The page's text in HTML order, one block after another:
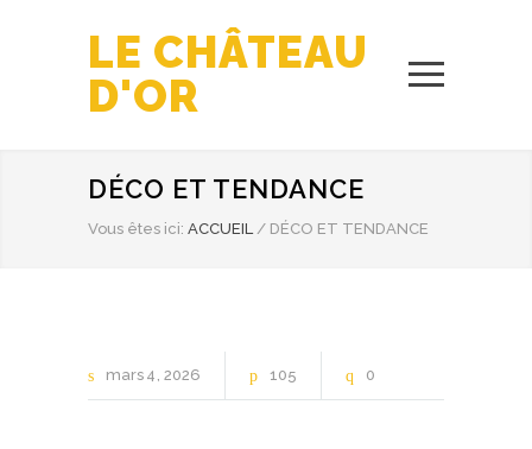
LE CHÂTEAU
D'OR
DÉCO ET TENDANCE
Vous êtes ici: ACCUEIL / DÉCO ET TENDANCE
mars 4 2026 105 0